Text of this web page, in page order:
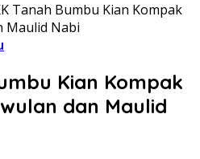
Tanah Bumbu Kian Kompak
Maulid Nabi
Kian Kompak
dan Maulid